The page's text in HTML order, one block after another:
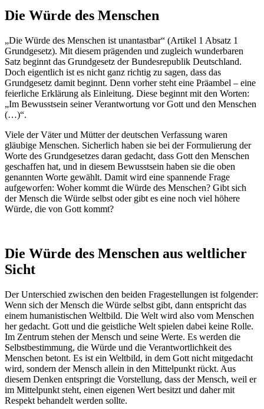
Die Würde des Menschen
„Die Würde des Menschen ist unantastbar“ (Artikel 1 Absatz 1
Grundgesetz). Mit diesem prägenden und zugleich wunderbaren
Satz beginnt das Grundgesetz der Bundesrepublik Deutschland.
Doch eigentlich ist es nicht ganz richtig zu sagen, dass das
Grundgesetz damit beginnt. Denn vorher steht eine Präambel – eine
feierliche Erklärung als Einleitung. Diese beginnt mit den Worten:
„Im Bewusstsein seiner Verantwortung vor Gott und den Menschen
(…)“.
Viele der Väter und Mütter der deutschen Verfassung waren
gläubige Menschen. Sicherlich haben sie bei der Formulierung der
Worte des Grundgesetzes daran gedacht, dass Gott den Menschen
geschaffen hat, und in diesem Bewusstsein haben sie die oben
genannten Worte gewählt. Damit wird eine spannende Frage
aufgeworfen: Woher kommt die Würde des Menschen? Gibt sich
der Mensch die Würde selbst oder gibt es eine noch viel höhere
Würde, die von Gott kommt?
Die Würde des Menschen aus weltlicher
Sicht
Der Unterschied zwischen den beiden Fragestellungen ist folgender:
Wenn sich der Mensch die Würde selbst gibt, dann entspricht das
einem humanistischen Weltbild. Die Welt wird also vom Menschen
her gedacht. Gott und die geistliche Welt spielen dabei keine Rolle.
Im Zentrum stehen der Mensch und seine Werte. Es werden die
Selbstbestimmung, die Würde und die Verantwortlichkeit des
Menschen betont. Es ist ein Weltbild, in dem Gott nicht mitgedacht
wird, sondern der Mensch allein in den Mittelpunkt rückt. Aus
diesem Denken entspringt die Vorstellung, dass der Mensch, weil er
im Mittelpunkt steht, einen eigenen Wert besitzt und daher mit
Respekt behandelt werden sollte.